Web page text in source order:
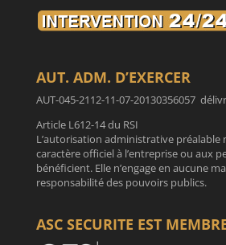
AUT. ADM. D’EXERCER
AUT-045-2112-11-07-20130356057
Article L612-14 du RSI
L’autorisation administrative préalable
caractère officiel à l’entreprise ou aux
bénéficient. Elle n’engage en aucune
responsabilité des pouvoirs publics.
ASC SECURITE EST